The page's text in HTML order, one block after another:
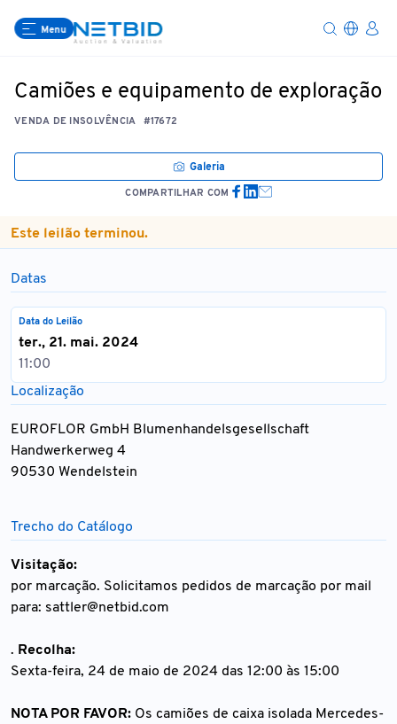
Menu
Camiões e equipamento de exploração
VENDA DE INSOLVÊNCIA #17672
Galeria
COMPARTILHAR COM
Este leilão terminou.
Datas
Data do Leilão
ter., 21. mai. 2024
11:00
Localização
EUROFLOR GmbH Blumenhandelsgesellschaft
Handwerkerweg 4
90530 Wendelstein
Trecho do Catálogo
Visitação:
por marcação. Solicitamos pedidos de marcação por mail
para: sattler@netbid.com
. Recolha:
Sexta-feira, 24 de maio de 2024 das 12:00 às 15:00
NOTA POR FAVOR: Os camiões de caixa isolada Mercedes-